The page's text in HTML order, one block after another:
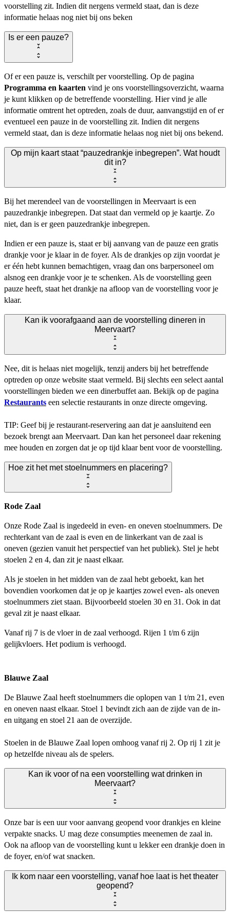
voorstelling zit. Indien dit nergens vermeld staat, dan is deze
informatie helaas nog niet bij ons beken
Is er een pauze?
Of er een pauze is, verschilt per voorstelling. Op de pagina
Programma en kaarten vind je ons voorstellingsoverzicht, waarna
je kunt klikken op de betreffende voorstelling. Hier vind je alle
informatie omtrent het optreden, zoals de duur, aanvangstijd en of er
eventueel een pauze in de voorstelling zit. Indien dit nergens
vermeld staat, dan is deze informatie helaas nog niet bij ons bekend.
Op mijn kaart staat “pauzedrankje inbegrepen”. Wat houdt
dit in?
Bij het merendeel van de voorstellingen in Meervaart is een
pauzedrankje inbegrepen. Dat staat dan vermeld op je kaartje. Zo
niet, dan is er geen pauzedrankje inbegrepen.
Indien er een pauze is, staat er bij aanvang van de pauze een gratis
drankje voor je klaar in de foyer. Als de drankjes op zijn voordat je
er één hebt kunnen bemachtigen, vraag dan ons barpersoneel om
alsnog een drankje voor je te schenken. Als de voorstelling geen
pauze heeft, staat het drankje na afloop van de voorstelling voor je
klaar.
Kan ik voorafgaand aan de voorstelling dineren in
Meervaart?
Nee, dit is helaas niet mogelijk, tenzij anders bij het betreffende
optreden op onze website staat vermeld. Bij slechts een select aantal
voorstellingen bieden we een dinerbuffet aan. Bekijk op de pagina
Restaurants een selectie restaurants in onze directe omgeving.
TIP: Geef bij je restaurant-reservering aan dat je aansluitend een
bezoek brengt aan Meervaart. Dan kan het personeel daar rekening
mee houden en zorgen dat je op tijd klaar bent voor de voorstelling.
Hoe zit het met stoelnummers en placering?
Rode Zaal
Onze Rode Zaal is ingedeeld in even- en oneven stoelnummers. De
rechterkant van de zaal is even en de linkerkant van de zaal is
oneven (gezien vanuit het perspectief van het publiek). Stel je hebt
stoelen 2 en 4, dan zit je naast elkaar.
Als je stoelen in het midden van de zaal hebt geboekt, kan het
bovendien voorkomen dat je op je kaartjes zowel even- als oneven
stoelnummers ziet staan. Bijvoorbeeld stoelen 30 en 31. Ook in dat
geval zit je naast elkaar.
Vanaf rij 7 is de vloer in de zaal verhoogd. Rijen 1 t/m 6 zijn
gelijkvloers. Het podium is verhoogd.
Blauwe Zaal
De Blauwe Zaal heeft stoelnummers die oplopen van 1 t/m 21, even
en oneven naast elkaar. Stoel 1 bevindt zich aan de zijde van de in-
en uitgang en stoel 21 aan de overzijde.
Stoelen in de Blauwe Zaal lopen omhoog vanaf rij 2. Op rij 1 zit je
op hetzelfde niveau als de spelers.
Kan ik voor of na een voorstelling wat drinken in
Meervaart?
Onze bar is een uur voor aanvang geopend voor drankjes en kleine
verpakte snacks. U mag deze consumpties meenemen de zaal in.
Ook na afloop van de voorstelling kunt u lekker een drankje doen in
de foyer, en/of wat snacken.
Ik kom naar een voorstelling, vanaf hoe laat is het theater
geopend?